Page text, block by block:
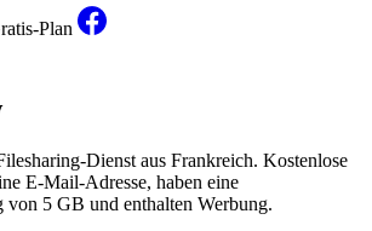
Plan
Dienst aus Frankreich. Kostenlose
E-Mail-Adresse, haben eine
von 5 GB und enthalten Werbung.